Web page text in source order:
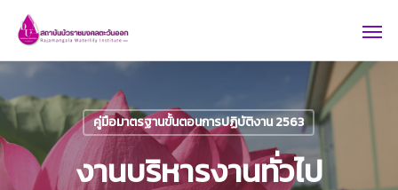
main
content
คู่มือมาตรฐานขั้นตอนการปฏิบัติงาน 2563
งานบริหารงานทั่วไป